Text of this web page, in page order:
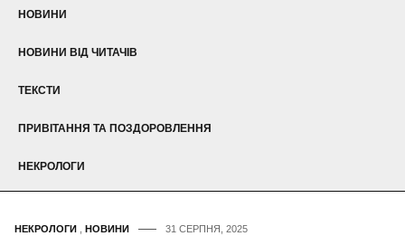
НОВИНИ
НОВИНИ ВІД ЧИТАЧІВ
ТЕКСТИ
ПРИВІТАННЯ ТА ПОЗДОРОВЛЕННЯ
НЕКРОЛОГИ
НЕКРОЛОГИ НОВИНИ 31 СЕРПНЯ, 2025